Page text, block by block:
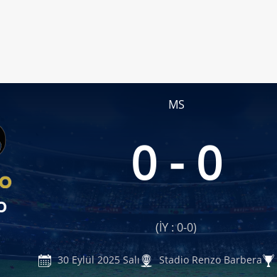
MS
0 - 0
(İY : 0-0)
30 Eylül 2025 Salı Stadio Renzo Barbera